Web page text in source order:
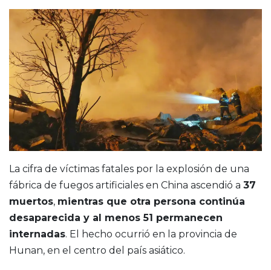
La cifra de víctimas fatales por la explosión de una
fábrica de fuegos artificiales en China ascendió a 37
muertos, mientras que otra persona continúa
desaparecida y al menos 51 permanecen
internadas. El hecho ocurrió en la provincia de
Hunan, en el centro del país asiático.